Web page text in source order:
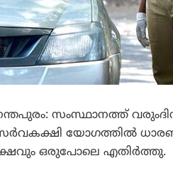
സംസ്ഥാനത്ത്
സര്‍വകക്ഷി യോഗത്തില്‍
ഒരുപോലെ എതിര്‍ത്തു.